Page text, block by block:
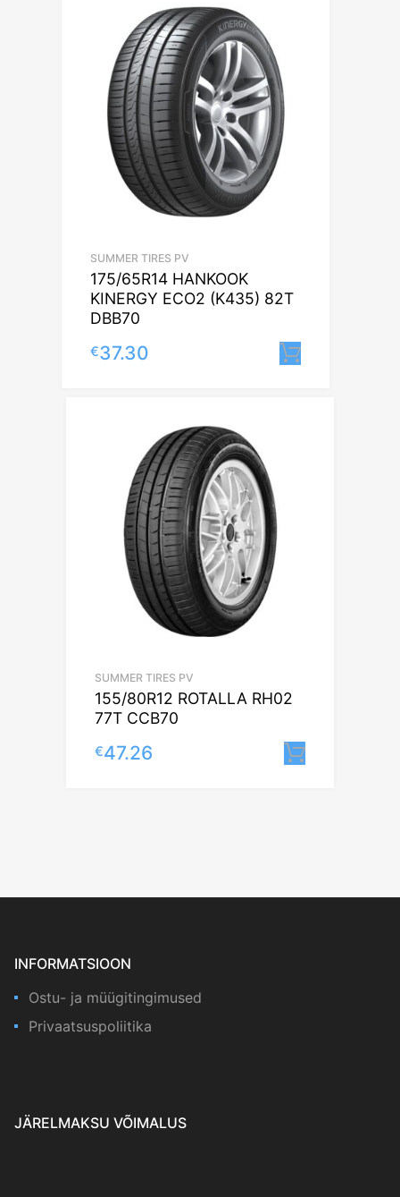
SUMMER TIRES PV
175/65R14 HANKOOK
KINERGY ECO2 (K435) 82T
DBB70
€37.30
SUMMER TIRES PV
155/80R12 ROTALLA RH02
77T CCB70
€47.26
INFORMATSIOON
Ostu- ja müügitingimused
Privaatsuspoliitika
JÄRELMAKSU VÕIMALUS